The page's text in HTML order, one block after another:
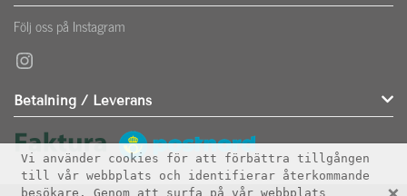
Följ oss på Instagram
Instagram
Betalning / Leverans
Vi använder cookies för att förbättra tillgången
till vår webbplats och identifierar återkommande
besökare. Genom att surfa på vår webbplats